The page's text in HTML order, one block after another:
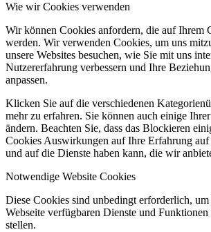
Wie wir Cookies verwenden
Wir können Cookies anfordern, die auf Ihrem
werden. Wir verwenden Cookies, um uns
unsere Websites besuchen, wie Sie mit uns
Nutzererfahrung verbessern und Ihre
anpassen.
Klicken Sie auf die verschiedenen
mehr zu erfahren. Sie können auch einige
ändern. Beachten Sie, dass das Blockieren
Cookies Auswirkungen auf Ihre Erfahrung auf
und auf die Dienste haben kann, die wir
Notwendige Website Cookies
Diese Cookies sind unbedingt erforderlich,
Webseite verfügbaren Dienste und
stellen.